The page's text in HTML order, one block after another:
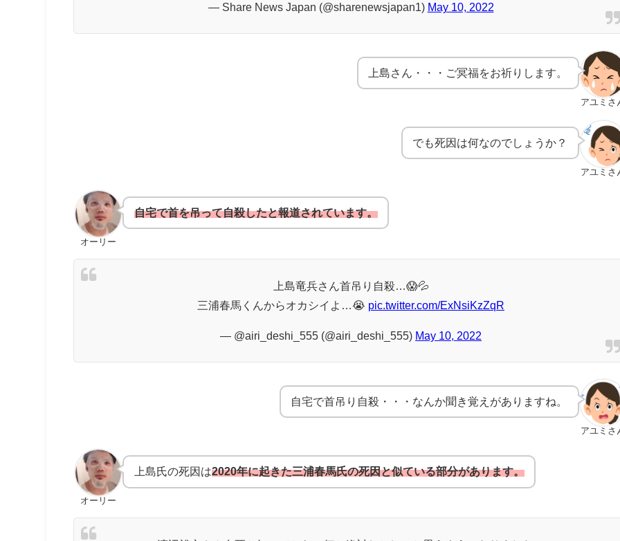
— Share News Japan (@sharenewsjapan1) May 10, 2022
アユミさ
上島さん・・・ご冥福をお祈りします。
アユミさ
でも死因は何なのでしょうか？
オーリー
自宅で首を吊って自殺したと報道されています。
上島竜兵さん首吊り自殺…😱💦
三浦春馬くんからオカシイよ…😭 pic.twitter.com/ExNsiKzZqR
— @airi_deshi_555 (@airi_deshi_555) May 10, 2022
アユミさ
自宅で首吊り自殺・・・なんか聞き覚えがありますね。
オーリー
上島氏の死因は2020年に起きた三浦春馬氏の死因と似ている部分があります。